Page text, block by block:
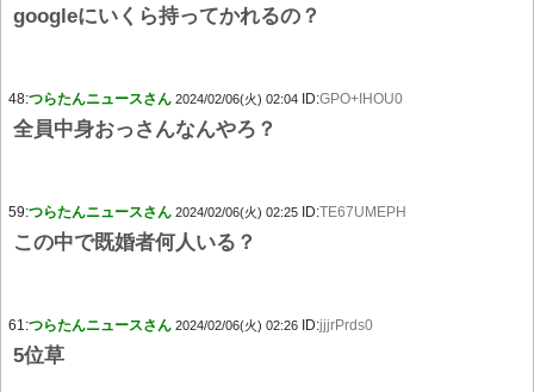
googleにいくら持ってかれるの？
48:つらたんニュースさん 2024/02/06(火) 02:04 ID:GPO+IHOU0
全員中身おっさんなんやろ？
59:つらたんニュースさん 2024/02/06(火) 02:25 ID:TE67UMEPH
この中で既婚者何人いる？
61:つらたんニュースさん 2024/02/06(火) 02:26 ID:jjjrPrds0
5位草